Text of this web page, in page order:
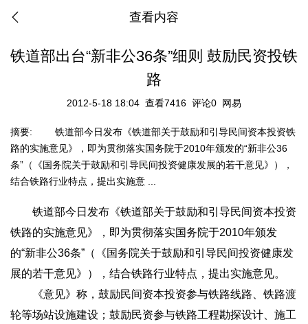
查看内容
铁道部出台“新非公36条”细则 鼓励民资投铁
路
2012-5-18 18:04 查看7416 评论0 网易
摘要:
铁道部今日发布《铁道部关于鼓励和引导民间资本投资铁
路的实施意见》，即为贯彻落实国务院于2010年颁发的“新非公36
条”（《国务院关于鼓励和引导民间投资健康发展的若干意见》），
结合铁路行业特点，提出实施意 ...
铁道部今日发布《铁道部关于鼓励和引导民间资本投资
铁路的实施意见》，即为贯彻落实国务院于2010年颁发
的“新非公36条”（《国务院关于鼓励和引导民间投资健康发
展的若干意见》），结合铁路行业特点，提出实施意见。
《意见》称，鼓励民间资本投资参与铁路线路、铁路渡
轮等场站设施建设；鼓励民资参与铁路工程勘探设计、施工